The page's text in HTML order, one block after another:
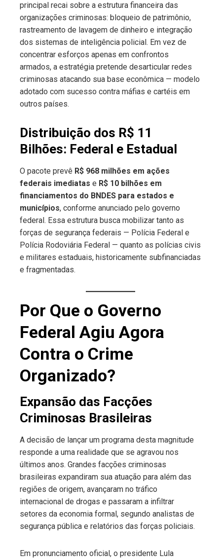
principal recai sobre a estrutura financeira das
organizações criminosas: bloqueio de patrimônio,
rastreamento de lavagem de dinheiro e integração
dos sistemas de inteligência policial. Em vez de
concentrar esforços apenas em confrontos
armados, a estratégia pretende desarticular redes
criminosas atacando sua base econômica — modelo
adotado com sucesso contra máfias e cartéis em
outros países.
Distribuição dos R$ 11
Bilhões: Federal e Estadual
O pacote prevê R$ 968 milhões em ações
federais imediatas e R$ 10 bilhões em
financiamentos do BNDES para estados e
municípios, conforme anunciado pelo governo
federal. Essa estrutura busca mobilizar tanto as
forças de segurança federais — Polícia Federal e
Polícia Rodoviária Federal — quanto as polícias civis
e militares estaduais, historicamente subfinanciadas
e fragmentadas.
Por Que o Governo
Federal Agiu Agora
Contra o Crime
Organizado?
Expansão das Facções
Criminosas Brasileiras
A decisão de lançar um programa desta magnitude
responde a uma realidade que se agravou nos
últimos anos. Grandes facções criminosas
brasileiras expandiram sua atuação para além das
regiões de origem, avançaram no tráfico
internacional de drogas e passaram a infiltrar
setores da economia formal, segundo analistas de
segurança pública e relatórios das forças policiais.
Em pronunciamento oficial, o presidente Lula